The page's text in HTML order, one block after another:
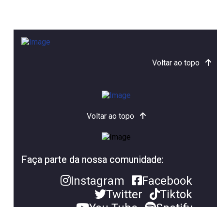
Voltar ao topo
Voltar ao topo
Faça parte da nossa comunidade:
Instagram
Facebook
Twitter
Tiktok